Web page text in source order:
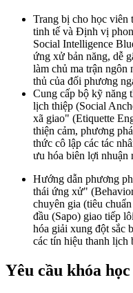
Trang bị cho học viên
tinh tế và Định vị
Social Intelligence
ứng xử bản năng, dễ
làm chủ ma trận ngôn
thủ của đối phương
Cung cấp bộ kỹ năng
lịch thiệp (Social
xã giao" (Etiquette
thiện cảm, phương
thức cô lập các tác
ưu hóa biên lợi nhuận
Hướng dẫn phương
thái ứng xử"
chuyên gia (tiêu
đầu (Sapo) giao tiếp
hóa giải xung đột sắc
các tín hiệu thanh lịch
Yêu cầu khóa học